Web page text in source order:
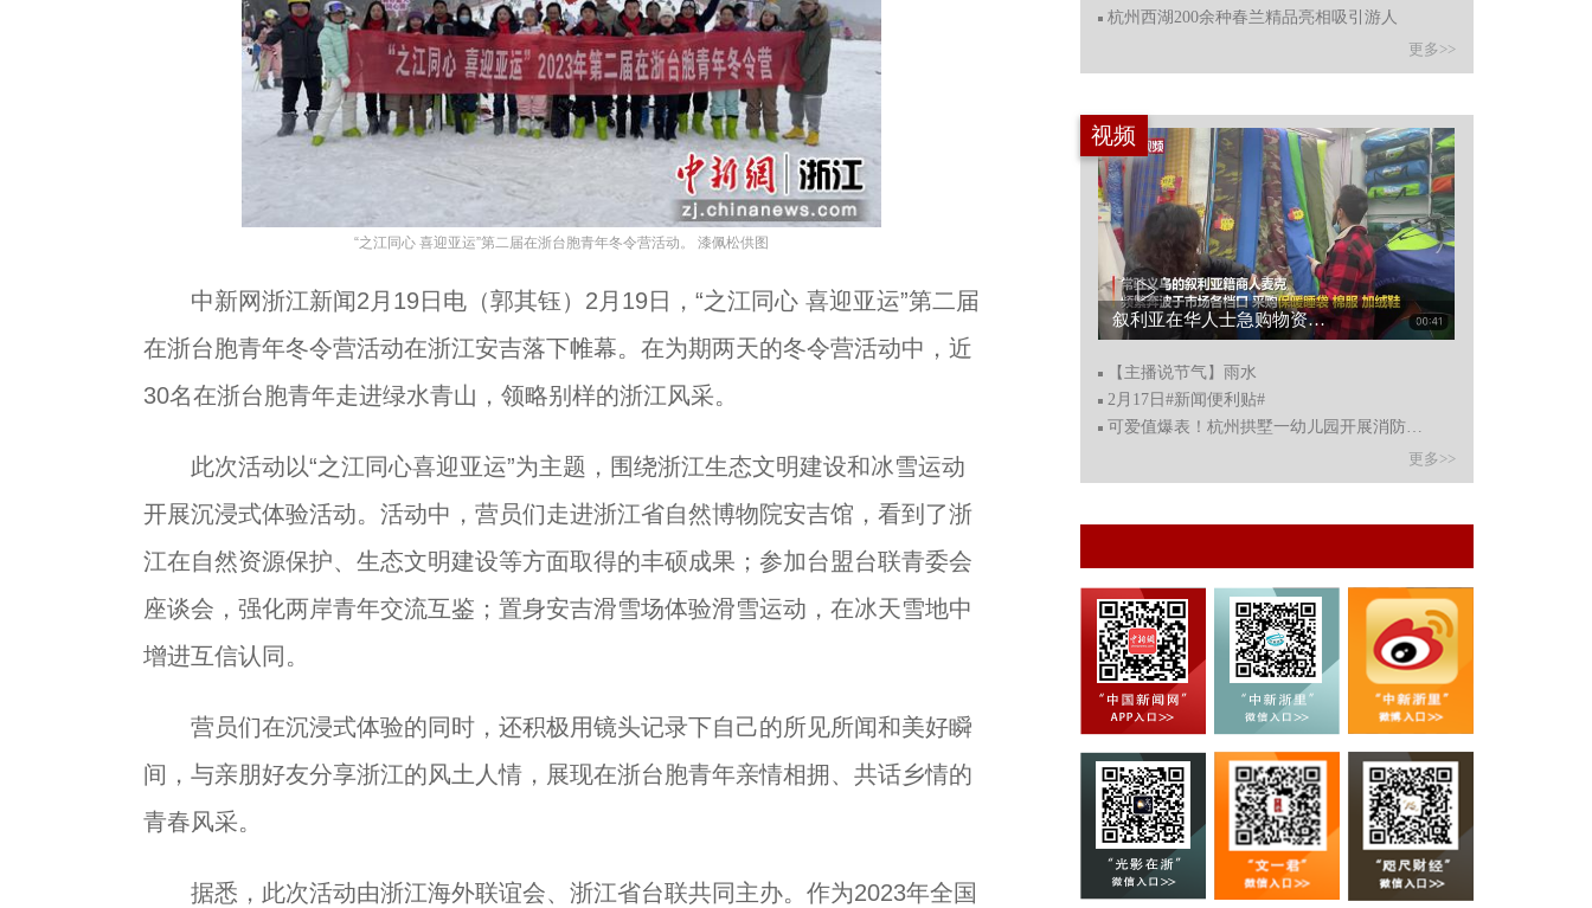
“之江同心 喜迎亚运”第二届在浙台胞青年冬令营活动。 漆佩松供图
中新网浙江新闻2月19日电（郭其钰）2月19日，“之江同心 喜迎亚运”第二届
在浙台胞青年冬令营活动在浙江安吉落下帷幕。在为期两天的冬令营活动中，近
30名在浙台胞青年走进绿水青山，领略别样的浙江风采。
此次活动以“之江同心喜迎亚运”为主题，围绕浙江生态文明建设和冰雪运动
开展沉浸式体验活动。活动中，营员们走进浙江省自然博物院安吉馆，看到了浙
江在自然资源保护、生态文明建设等方面取得的丰硕成果；参加台盟台联青委会
座谈会，强化两岸青年交流互鉴；置身安吉滑雪场体验滑雪运动，在冰天雪地中
增进互信认同。
营员们在沉浸式体验的同时，还积极用镜头记录下自己的所见所闻和美好瞬
间，与亲朋好友分享浙江的风土人情，展现在浙台胞青年亲情相拥、共话乡情的
青春风采。
据悉，此次活动由浙江海外联谊会、浙江省台联共同主办。作为2023年全国
杭州西湖200余种春兰精品亮相吸引游人
更多>>
视频
叙利亚在华人士急购物资援家乡 浙江义乌商户降价供应...
【主播说节气】雨水
2月17日#新闻便利贴#
可爱值爆表！杭州拱墅一幼儿园开展消防演习，孩子们的表
更多>>